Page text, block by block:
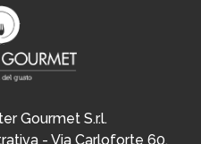
Gourmet S.r.l.
- Via Carloforte 60,